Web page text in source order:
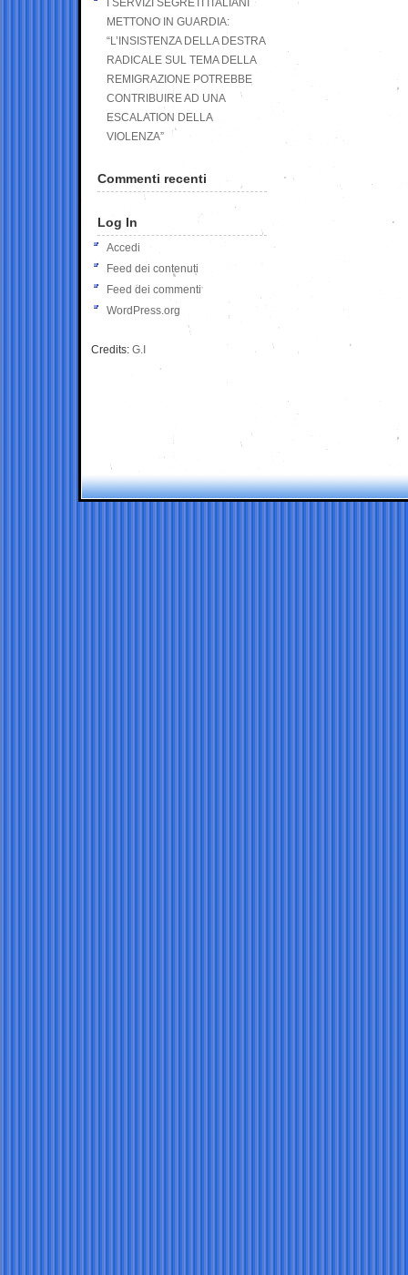
I SERVIZI SEGRETI ITALIANI
METTONO IN GUARDIA:
“L’INSISTENZA DELLA DESTRA
RADICALE SUL TEMA DELLA
REMIGRAZIONE POTREBBE
CONTRIBUIRE AD UNA
ESCALATION DELLA
VIOLENZA”
Commenti recenti
Log In
Accedi
Feed dei contenuti
Feed dei commenti
WordPress.org
Credits: G.I